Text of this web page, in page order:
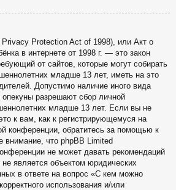
Privacy Protection Act of 1998), или Акт о
в интернете от 1998 г. — это закон
от сайтов, которые могут собирать
младше 13 лет, иметь на это
Допустимо наличие иного вида
опекуны разрешают сбор личной
младше 13 лет. Если вы не
к вам, как к регистрирующемуся на
конференции, обратитесь за помощью к
внимание, что phpBB Limited
не может давать рекомендаций
является объектом юридических
в ответе на вопрос «С кем можно
использования и/или